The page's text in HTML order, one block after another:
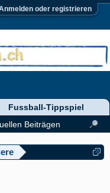
oder registrieren
Beiträgen
Fussball-Tippspiel